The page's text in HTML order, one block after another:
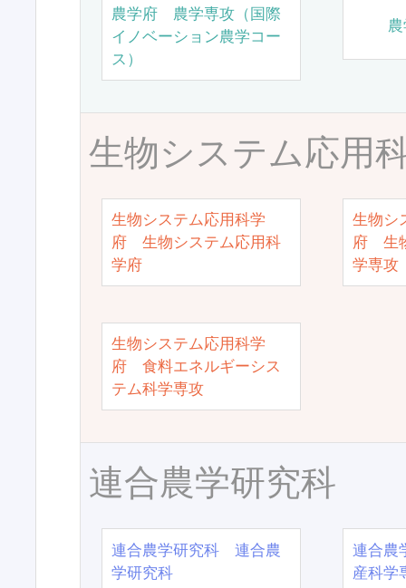
農学府 農学専攻（国際
イノベーション農学コー
ス）
生物システム応用
生物システム応用科学
府 生物システム応用科
学府
生物シ
府 生
学専攻
生物システム応用科学
府 食料エネルギーシス
テム科学専攻
連合農学研究科
連合農学研究科 連合農
学研究科
連合農
産科学